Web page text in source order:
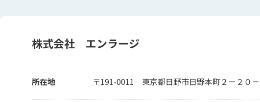
株式会社 エンラージ
所在地 〒191-0011 東京都日野市日野本町２－２０